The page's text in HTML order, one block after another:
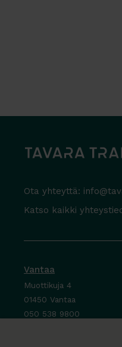
Ota yhteyttä:
Katso kaikki
Vantaa
Muottikuja 4
01450 Vantaa
050 538 9800